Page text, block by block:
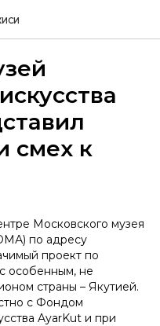
смех к
Московского музея
по адресу
проект по
особенным, не
страны – Якутией.
с Фондом
AyarKut и при